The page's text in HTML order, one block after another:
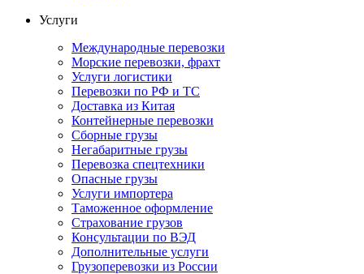
Услуги
Международные перевозки
Морские перевозки, фрахт
Услуги логистики
Перевозки по РФ и ТС
Доставка из Китая
Контейнерные перевозки
Сборные грузы
Негабаритные грузы
Перевозка спецтехники
Опасные грузы
Услуги импортера
Таможенное оформление
Страхование грузов
Консультации по ВЭД
Дополнительные услуги
Грузоперевозки из России